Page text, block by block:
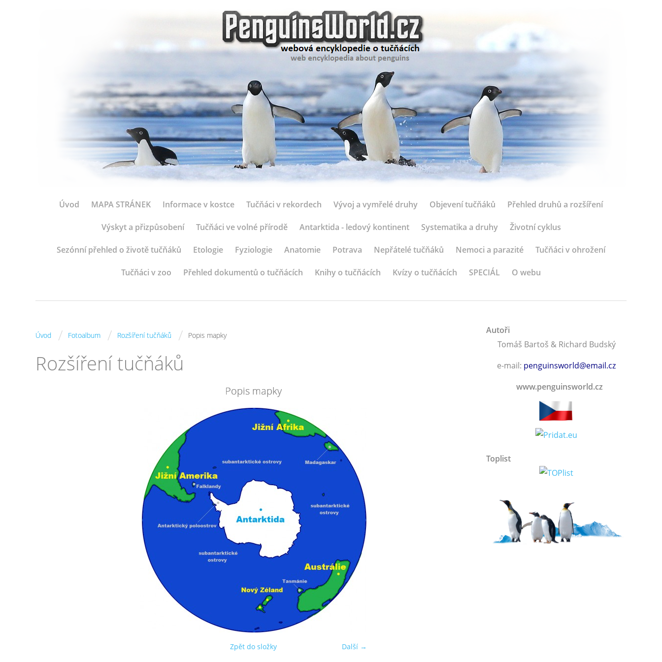
Úvod MAPA STRÁNEK Informace v kostce Tučňáci v rekordech Vývoj a vymřelé druhy Objevení tučňáků Přehled druhů a rozšíření
Výskyt a přizpůsobení Tučňáci ve volné přírodě Antarktida - ledový kontinent Systematika a druhy Životní cyklus
Sezónní přehled o životě tučňáků Etologie Fyziologie Anatomie Potrava Nepřátelé tučňáků Nemoci a parazité Tučňáci v ohrožení
Tučňáci v zoo Přehled dokumentů o tučňácích Knihy o tučňácích Kvízy o tučňácích SPECIÁL O webu
Úvod / Fotoalbum / Rozšíření tučňáků / Popis mapky
Rozšíření tučňáků
Popis mapky
Další →
Zpět do složky
Autoři
Tomáš Bartoš & Richard Budský
e-mail: penguinsworld@email.cz
www.penguinsworld.cz
Toplist